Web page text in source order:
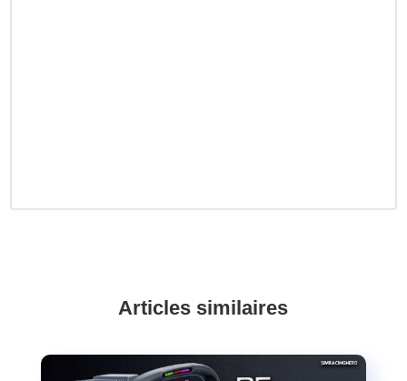
Articles similaires